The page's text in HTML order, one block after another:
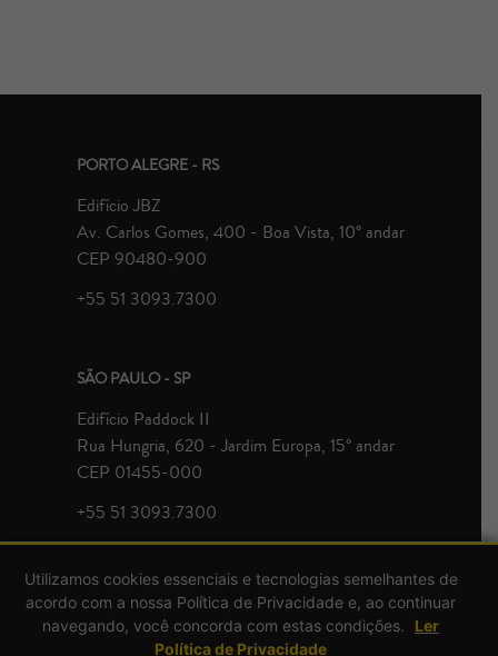
PORTO ALEGRE - RS
Edifício JBZ
Av. Carlos Gomes, 400 - Boa Vista, 10° andar
CEP 90480-900
+55 51 3093.7300
SÃO PAULO - SP
Edifício Paddock II
Rua Hungria, 620 - Jardim Europa, 15° andar
CEP 01455-000
+55 51 3093.7300
Utilizamos cookies essenciais e tecnologias semelhantes de
acordo com a nossa Política de Privacidade e, ao continuar
navegando, você concorda com estas condições.
Ler
Política de Privacidade